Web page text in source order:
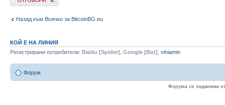
Назад към Всичко за BitcoinBG.eu
КОЙ Е НА ЛИНИЯ
Регистрирани потребители: Baidu [Spider] Google [Bot] viniamin
Форум
Форума се задвижва